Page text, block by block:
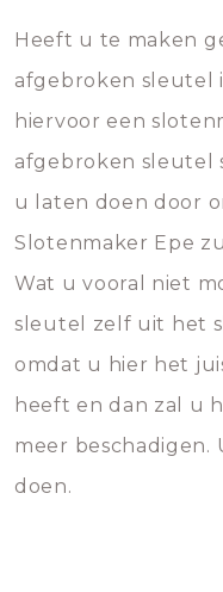
Heeft u te maken
afgebroken sleutel
hiervoor een
afgebroken sleutel
u laten doen door
Slotenmaker Epe
Wat u vooral niet
sleutel zelf uit het
omdat u hier het
heeft en dan zal u
meer beschadigen.
doen.